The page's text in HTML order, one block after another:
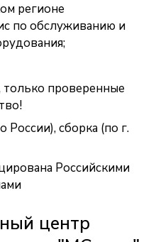
регионе
по обслуживанию и
проверенные
России), сборка (по г.
Российскими
центр